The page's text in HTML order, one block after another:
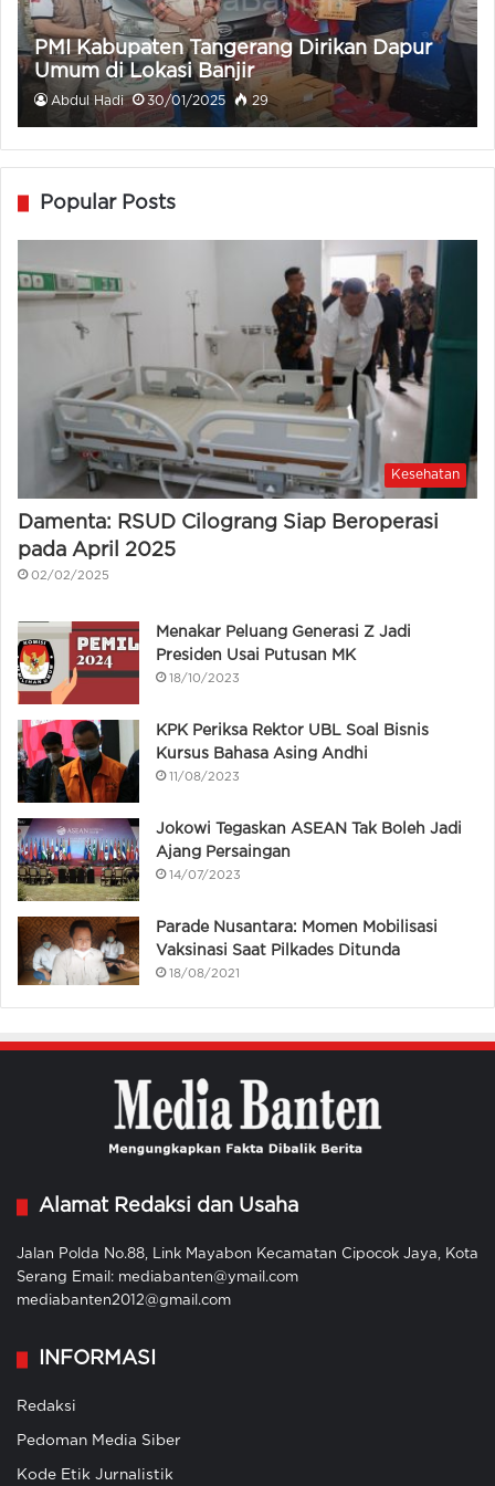
PMI Kabupaten Tangerang Dirikan Dapur
Umum di Lokasi Banjir
Abdul Hadi 30/01/2025 29
Popular Posts
Kesehatan
Damenta: RSUD Cilograng Siap Beroperasi
pada April 2025
02/02/2025
Menakar Peluang Generasi Z Jadi
Presiden Usai Putusan MK
18/10/2023
KPK Periksa Rektor UBL Soal Bisnis
Kursus Bahasa Asing Andhi
11/08/2023
Jokowi Tegaskan ASEAN Tak Boleh Jadi
Ajang Persaingan
14/07/2023
Parade Nusantara: Momen Mobilisasi
Vaksinasi Saat Pilkades Ditunda
18/08/2021
Alamat Redaksi dan Usaha
Jalan Polda No.88, Link Mayabon Kecamatan Cipocok Jaya, Kota
Serang Email: mediabanten@ymail.com
mediabanten2012@gmail.com
INFORMASI
Redaksi
Pedoman Media Siber
Kode Etik Jurnalistik